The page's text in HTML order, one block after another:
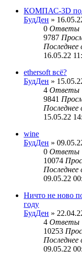
КОМПАС-3D под
БудДен »
0 Ответы
9787
Последнее
16.05.22
ethersoft всё?
БудДен »
4 Ответы
9841
Последнее
15.05.22
wine
БудДен »
0 Ответы
10074
Последнее
09.05.22
Ничто не ново
году
БудДен »
4 Ответы
10253
Последнее
09.05.22